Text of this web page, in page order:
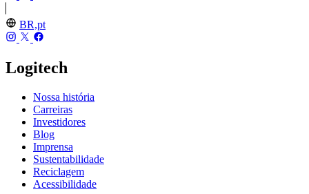
BR,pt
Logitech
Nossa história
Carreiras
Investidores
Blog
Imprensa
Sustentabilidade
Reciclagem
Acessibilidade